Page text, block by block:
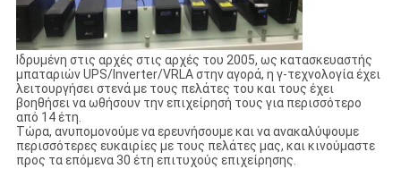
Ιδρυμένη στις αρχές στις αρχές του 2005, ως κατασκευαστής
μπαταριών UPS/Inverter/VRLA στην αγορά, η γ-τεχνολογία έχει
λειτουργήσει στενά με τους πελάτες του και τους έχει
βοηθήσει να ωθήσουν την επιχείρησή τους για περισσότερο
από 14 έτη.
Τώρα, ανυπομονούμε να ερευνήσουμε και να ανακαλύψουμε
περισσότερες ευκαιρίες με τους πελάτες μας, και κινούμαστε
προς τα επόμενα 30 έτη επιτυχούς επιχείρησης.